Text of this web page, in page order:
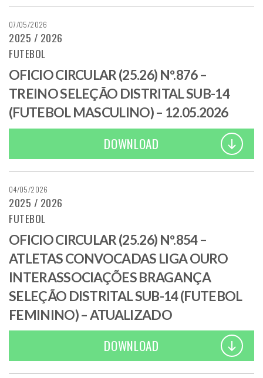
07/05/2026
2025 / 2026
FUTEBOL
OFICIO CIRCULAR (25.26) Nº.876 –
TREINO SELEÇÃO DISTRITAL SUB-14
(FUTEBOL MASCULINO) – 12.05.2026
DOWNLOAD
04/05/2026
2025 / 2026
FUTEBOL
OFICIO CIRCULAR (25.26) Nº.854 –
ATLETAS CONVOCADAS LIGA OURO
INTERASSOCIAÇÕES BRAGANÇA
SELEÇÃO DISTRITAL SUB-14 (FUTEBOL
FEMININO) – ATUALIZADO
DOWNLOAD